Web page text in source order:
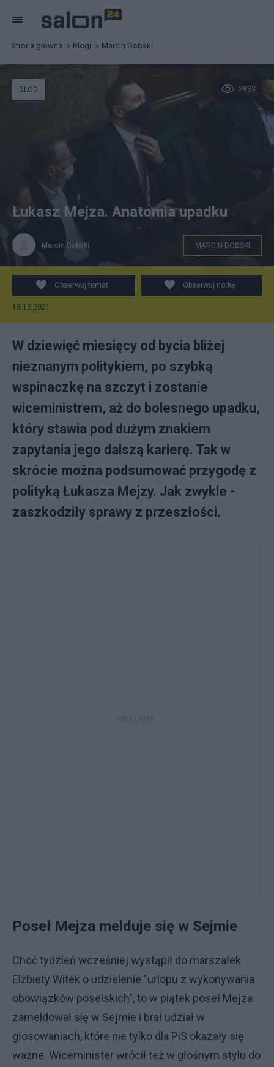
Strona główna Blogi Marcin Dobski
Wiceminister sportu Łukasz Mejza (2P) na sali obrad w
Sejmie w Warszawie. Fot. PAP/Tomasz Gzell
2833
BLOG
Łukasz Mejza. Anatomia upadku
Marcin Dobski MARCIN DOBSKI
Obserwuj temat Obserwuj notkę
18.12.2021
W dziewięć miesięcy od bycia bliżej
nieznanym politykiem, po szybką
wspinaczkę na szczyt i zostanie
wiceministrem, aż do bolesnego upadku,
który stawia pod dużym znakiem
zapytania jego dalszą karierę. Tak w
skrócie można podsumować przygodę z
polityką Łukasza Mejzy. Jak zwykle -
zaszkodziły sprawy z przeszłości.
Poseł Mejza melduje się w Sejmie
Choć tydzień wcześniej wystąpił do marszałek
Elżbiety Witek o udzielenie "urlopu z wykonywania
obowiązków poselskich", to w piątek poseł Mejza
zameldował się w Sejmie i brał udział w
głosowaniach, które nie tylko dla PiS okazały się
ważne. Wiceminister wrócił też w głośnym stylu do